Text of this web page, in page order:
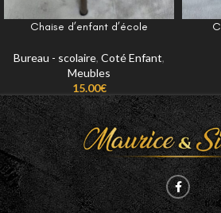
Chaise d’enfant d’école
Bureau - scolaire, Coté Enfant,
Meubles
15.00€